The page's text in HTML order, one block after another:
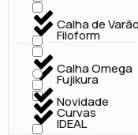
Calha de Varão
Calha Omega
Curvas
Filoform
Fujikura
IDEAL
Novidade